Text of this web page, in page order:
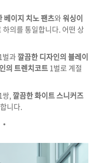
베이지 치노 팬츠와워싱이
하의를 통일합니다. 어떤 상
벌과 깔끔한 디자인의 블레이
의 트렌치코트1벌로 계절
쌍, 깔끔한 화이트 스니커즈
니다.